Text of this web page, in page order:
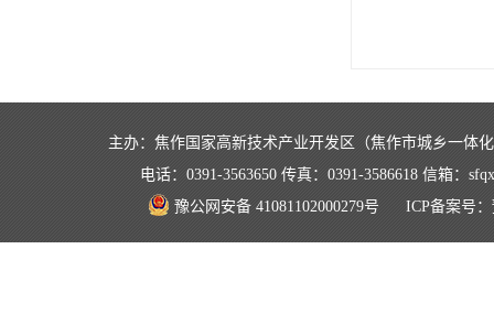
主办：焦作国家高新技术产业开发区（焦作市城乡一
电话：0391-3563650 传真：0391-3586618 信箱：
豫公网安备 41081102000279号
ICP备案号：